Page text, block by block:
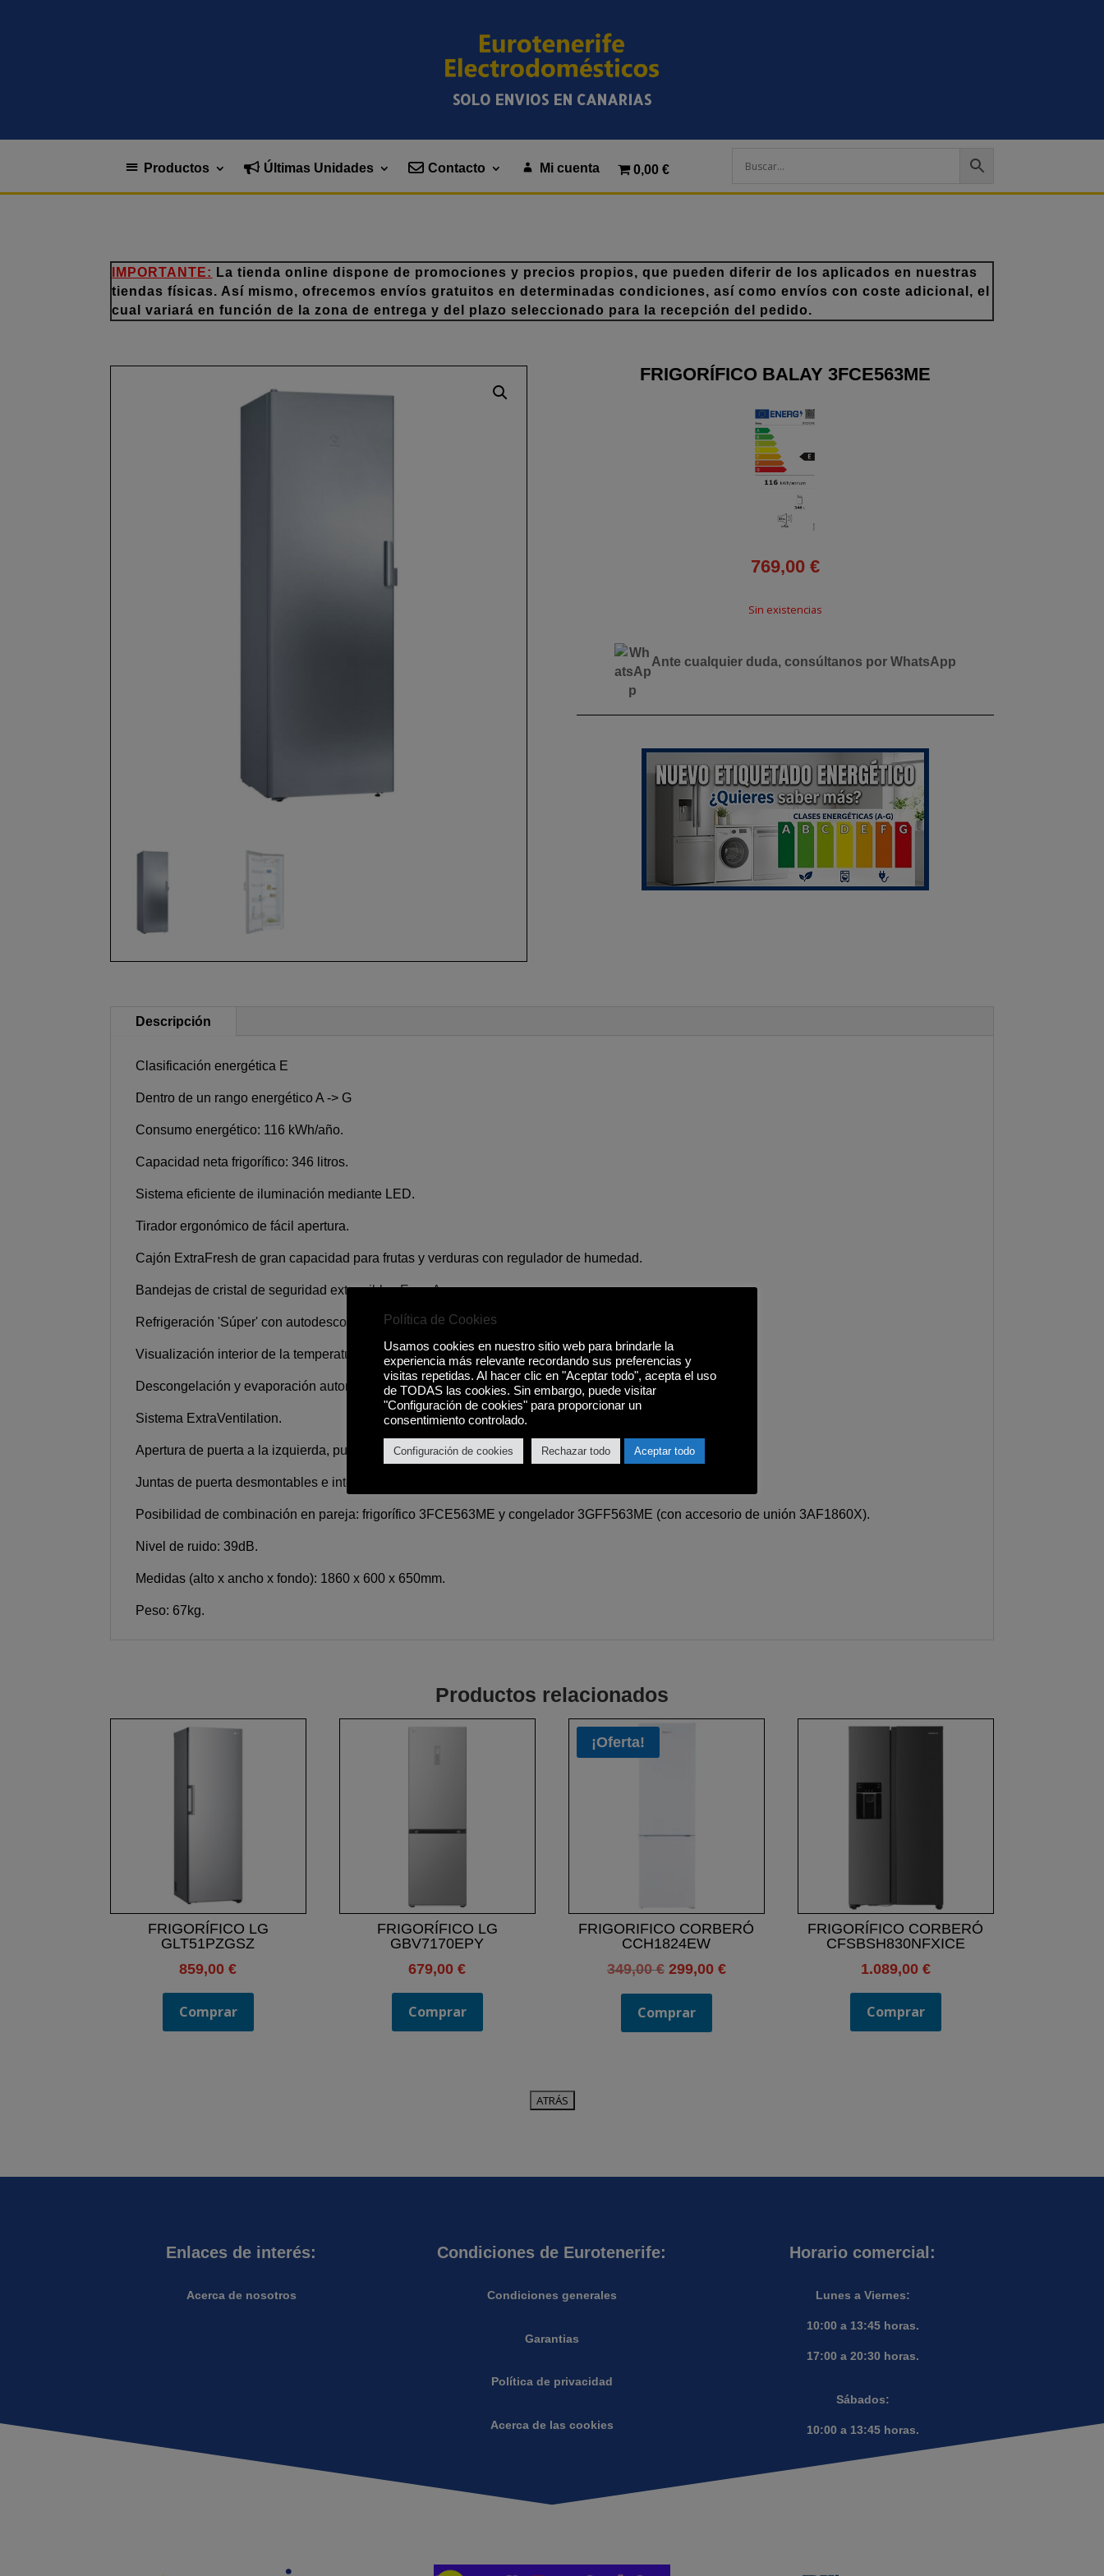
SOLO ENVIOS EN CANARIAS
Productos Últimas Unidades Contacto Mi cuenta 0,00 €
IMPORTANTE: La tienda online dispone de promociones y precios propios, que pueden diferir de los aplicados en nuestras
tiendas físicas. Así mismo, ofrecemos envíos gratuitos en determinadas condiciones, así como envíos con coste adicional, el
cual variará en función de la zona de entrega y del plazo seleccionado para la recepción del pedido.
FRIGORÍFICO BALAY 3FCE563ME
769,00 €
Sin existencias
Ante cualquier duda, consúltanos por WhatsApp
Descripción
Clasificación energética E
Dentro de un rango energético A -> G
Consumo energético: 116 kWh/año.
Capacidad neta frigorífico: 346 litros.
Sistema eficiente de iluminación mediante LED.
Tirador ergonómico de fácil apertura.
Cajón ExtraFresh de gran capacidad para frutas y verduras con regulador de humedad.
Bandejas de cristal de seguridad extensibles Easy Access.
Refrigeración 'Súper' con autodesconexión.
Visualización interior de la temperatura mediante LED.
Descongelación y evaporación automática en refrigerador.
Sistema ExtraVentilation.
Apertura de puerta a la izquierda, puertas reversibles.
Juntas de puerta desmontables e intercambiables.
Posibilidad de combinación en pareja: frigorífico 3FCE563ME y congelador 3GFF563ME (con accesorio de unión 3AF1860X).
Nivel de ruido: 39dB.
Medidas (alto x ancho x fondo): 1860 x 600 x 650mm.
Peso: 67kg.
Productos relacionados
FRIGORÍFICO LG
GLT51PZGSZ
859,00€
Comprar
FRIGORÍFICO LG
GBV7170EPY
679,00€
Comprar
¡Oferta!
FRIGORIFICO CORBERÓ
CCH1824EW
349,00€ El
original
era:
299,00 €El
Comprar
FRIGORÍFICO CORBERÓ
CFSBSH830NFXICE
1.089,00 €
Comprar
Enlaces de interés:
Acerca de nosotros
Condiciones de Eurotenerife:
Condiciones generales
Garantias
Política de privacidad
Acerca de las cookies
Horario comercial:
Lunes a Viernes:
10:00 a 13:45 horas.
17:00 a 20:30 horas.
Sábados:
10:00 a 13:45 horas.
Política de Cookies
Usamos cookies en nuestro sitio web para brindarle la
experiencia más relevante recordando sus preferencias y
visitas repetidas. Al hacer clic en "Aceptar todo", acepta el uso
de TODAS las cookies. Sin embargo, puede visitar
"Configuración de cookies" para proporcionar un
consentimiento controlado.
Configuración de cookies Rechazar todo Aceptar todo